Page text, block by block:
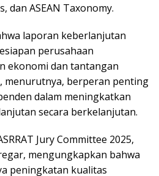
dan ASEAN Taxonomy.
laporan keberlanjutan
perusahaan
ekonomi dan tantangan
menurutnya, berperan penting
dalam meningkatkan
secara berkelanjutan.
Jury Committee 2025,
mengungkapkan bahwa
peningkatan kualitas